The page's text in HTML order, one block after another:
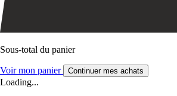
Sous-total du panier
Voir mon panier Continuer mes achats
Loading...